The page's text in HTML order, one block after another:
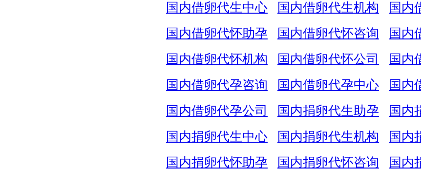
国内借卵代生中心
国内借卵代生机构
国内
国内借卵代怀助孕
国内借卵代怀咨询
国内
国内借卵代怀机构
国内借卵代怀公司
国内
国内借卵代孕咨询
国内借卵代孕中心
国内
国内借卵代孕公司
国内捐卵代生助孕
国内
国内捐卵代生中心
国内捐卵代生机构
国内
国内捐卵代怀助孕
国内捐卵代怀咨询
国内